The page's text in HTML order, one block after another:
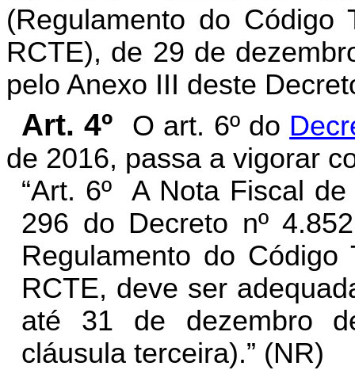
(Regulamento do
RCTE), de 29 de
pelo Anexo III deste
Art. 4º O art. 6º do
de 2016, passa a vigorar
“Art. 6º A Nota Fiscal
296 do Decreto nº
Regulamento do
RCTE, deve ser
até 31 de dezembro
cláusula terceira).” (NR)